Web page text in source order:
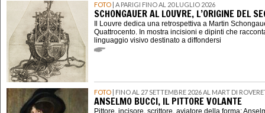
FOTO | A PARIGI FINO AL 20 LUGLIO 2026
SCHONGAUER AL LOUVRE, L’ORIGINE DEL
Il Louvre dedica una retrospettiva a Martin
Quattrocento. In mostra incisioni e dipinti che
linguaggio visivo destinato a diffondersi
FOTO | FINO AL 27 SETTEMBRE 2026 AL MART DI
ANSELMO BUCCI, IL PITTORE VOLANTE